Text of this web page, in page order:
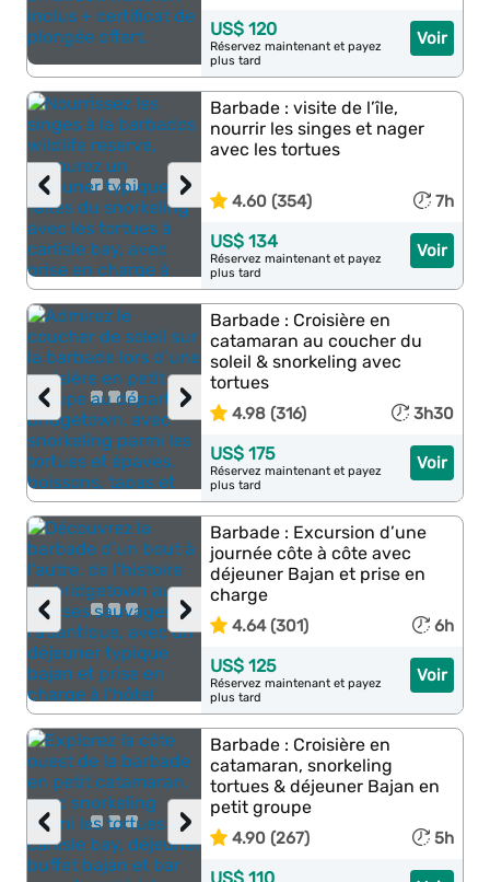
Voir
US$ 120
Réservez maintenant et payez
plus tard
›
‹
Barbade : visite de l’île,
nourrir les singes et nager
avec les tortues
4.60 (354) 7h
Voir
US$ 134
Réservez maintenant et payez
plus tard
›
‹
Barbade : Croisière en
catamaran au coucher du
soleil & snorkeling avec
tortues
4.98 (316) 3h30
Voir
US$ 175
Réservez maintenant et payez
plus tard
›
‹
Barbade : Excursion d’une
journée côte à côte avec
déjeuner Bajan et prise en
charge
4.64 (301) 6h
Voir
US$ 125
Réservez maintenant et payez
plus tard
›
‹
Barbade : Croisière en
catamaran, snorkeling
tortues & déjeuner Bajan en
petit groupe
4.90 (267) 5h